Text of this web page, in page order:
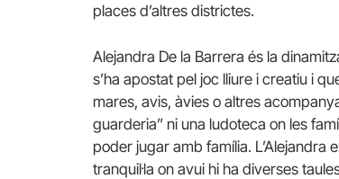
places d’altres districtes.
Alejandra De la Barrera és la
s’ha apostat pel joc lliure i creatiu i
mares, avis, àvies o altres
guarderia” ni una ludoteca on les
poder jugar amb família. L’Alejandra
tranquil·la on avui hi ha diverses